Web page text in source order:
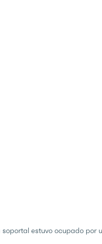
soportal estuvo ocupado por